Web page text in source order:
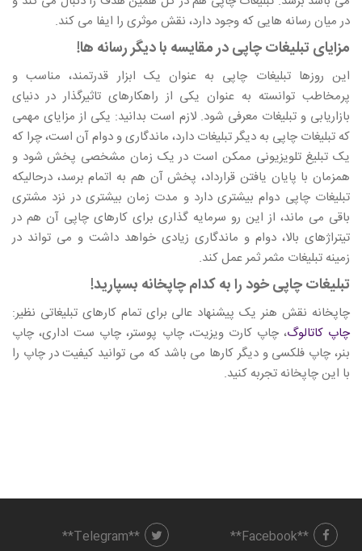
در میان رسانه هایی که وجود دارد، نقش موثری را ایفا می کند.
مزایای تبلیغات چاپی در مقایسه با دیگر رسانه ها!
این روزها تبلیغات چاپی به عنوان یک ابزار قدرتمند، مناسب و
پرمخاطب توانسته به عنوان یکی از راهکارهای تاثیرگذار در دنیای
بازاریابی و تبلیغات معرفی شود. لازم است بدانید: یکی از مزایای مهمی
که تبلیغات چاپی به دیگر تبلیغات دارد، ماندگاری و دوام آن است، چرا که
یک تبلیغ تلویزیونی ممکن است در یک زمان مشخصی پخش شود و
همزمان با پایان یافتن قرارداد، پخش آن هم به اتمام برسد، درحالیکه
تبلیغات چاپی دوام بیشتری دارد و مدت زمان بیشتری در نزد مشتری
باقی می ماند، از این رو سرمایه گذاری برای کارهای چاپی آن هم در
تیتراژهای بالا، دوام و ماندگاری زیادی خواهد داشت و می تواند در
زمینه تبلیغات مثمر ثمر عمل کند.
تبلیغات چاپی خود را به کدام چاپخانه بسپارید!
چاپخانه نقش هنر یک پیشنهاد عالی برای تمام کارهای تبلیغاتی نظیر:
چاپ کاتالوگ، چاپ کارت ویزیت، چاپ پوستر، چاپ ست اداری، چاپ
بنر، چاپ فلکسی و دیگر کارها می باشد که می توانید کیفیت در چاپ را
با این چاپخانه تجربه کنید.
**Facebook**
**Telegram**